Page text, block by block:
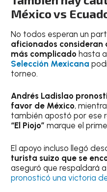
México vs
No todos esperan un
aficionados consideran
más complicado hasta
Selección Mexicana
torneo.
Andrés Ladislao
favor de México,
también apostó por ese
“El Piojo” marque el
El apoyo incluso llegó
turista suizo que se
aseguró que respaldará
pronosticó una victoria